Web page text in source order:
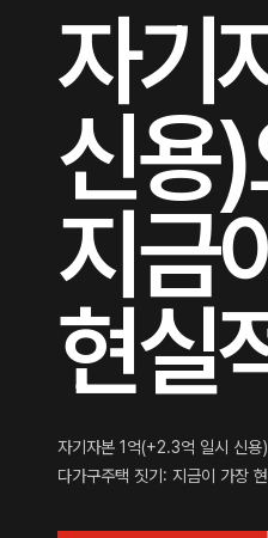
자기
신용
지금
현실
자기자본 1억(+2.3억 일시 신
다가구주택 짓기: 지금이 가장